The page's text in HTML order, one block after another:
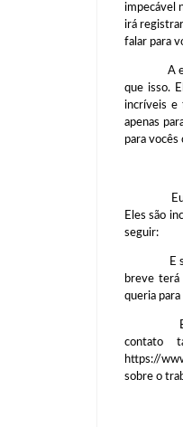
impecável
irá
falar para
A essa
que isso.
incríveis e
apenas
para
Eu já
Eles são
seguir:
E se
breve terá
queria
E
contato
https://
sobre o